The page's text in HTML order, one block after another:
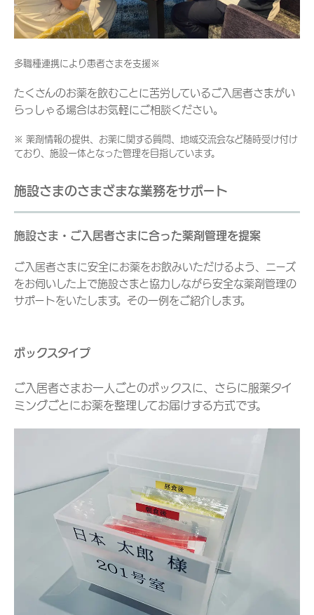
多職種連携により患者さまを支援※
たくさんのお薬を飲むことに苦労しているご入居者さまがい
らっしゃる場合はお気軽にご相談ください。
※ 薬剤情報の提供、お薬に関する質問、地域交流会など随時受け付け
ており、施設一体となった管理を目指しています。
施設さまのさまざまな業務をサポート
施設さま・ご入居者さまに合った薬剤管理を提案
ご入居者さまに安全にお薬をお飲みいただけるよう、ニーズ
をお伺いした上で施設さまと協力しながら安全な薬剤管理の
サポートをいたします。その一例をご紹介します。
ボックスタイプ
ご入居者さまお一人ごとのボックスに、さらに服薬タイ
ミングごとにお薬を整理してお届けする方式です。